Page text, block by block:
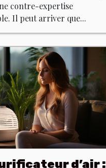
contre-expertise
Il peut arriver que...
d’air :